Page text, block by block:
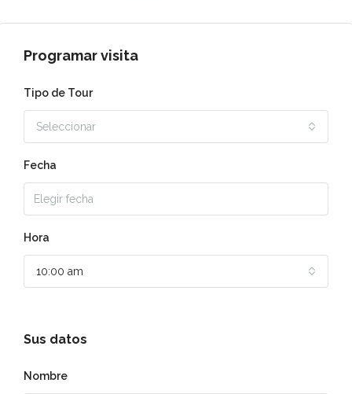
Programar visita
Tipo de Tour
Seleccionar
Fecha
Hora
10:00 am
Sus datos
Nombre